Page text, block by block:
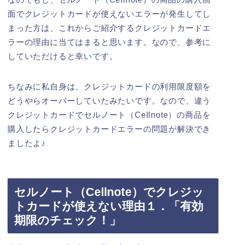
面でクレジットカードが使えないエラーが発生してし
まった方は、これからご紹介するクレジットカードエ
ラーの理由に当てはまると思います。なので、参考に
していただけると幸いです。
ちなみに私自身は、クレジットカードの利用限度額を
どうやらオーバーしていたみたいです。なので、違う
クレジットカードでセルノート（Cellnote）の商品を
購入したらクレジットカードエラーの問題が解決でき
ましたよ♪
セルノート（Cellnote）でクレジッ
トカードが使えない理由１．「有効
期限のチェック！」